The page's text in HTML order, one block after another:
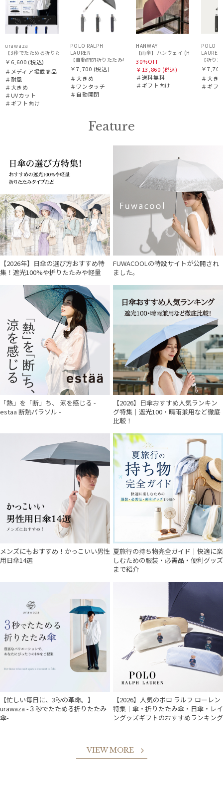
販売状況
urawaza
【3秒でたためる折りたたみ雨傘】urawaza 無双（ウラワザ）プレーン58 耐風 大きめ
￥6,600 (税込)
＃メディア掲載商品
＃耐風
＃大きめ
＃UVカット
＃ギフト向け
POLO RALPH
LAUREN
【自動開閉折りたたみ傘】ポロ ラルフ ローレン (POLO
￥7,700 (税込)
＃大きめ
＃ワンタッチ
＃自動開閉
HANWAY
【雨傘】ハンウェイ
30%OFF
￥13,860 (税込)
＃送料無料
＃ギフト向け
POLO
LAUREN
【折り
￥7,700
＃大き
＃ギフ
Feature
【2026年】日傘の選び方おすすめ特
集！遮光100%や折りたたみや軽量
FUWACOOLの特設サイトが公開され
ました。
「熱」を「断」ち、 涼を感じる -
estaa 断熱パラソル -
【2026】日傘おすすめ人気ランキン
グ特集｜遮光100・晴雨兼用など徹底
比較！
メンズにもおすすめ！かっこいい男性
用日傘14選
夏旅行の持ち物完全ガイド｜快適に楽
しむための服装・必需品・便利グッズ
まで紹介
【忙しい毎日に、3秒の革命。】
urawaza -３秒でたためる折りたたみ
傘-
【2026】人気のポロ ラルフ ローレン
特集｜傘・折りたたみ傘・日傘・レイ
ングッズギフトのおすすめランキング
VIEW MORE